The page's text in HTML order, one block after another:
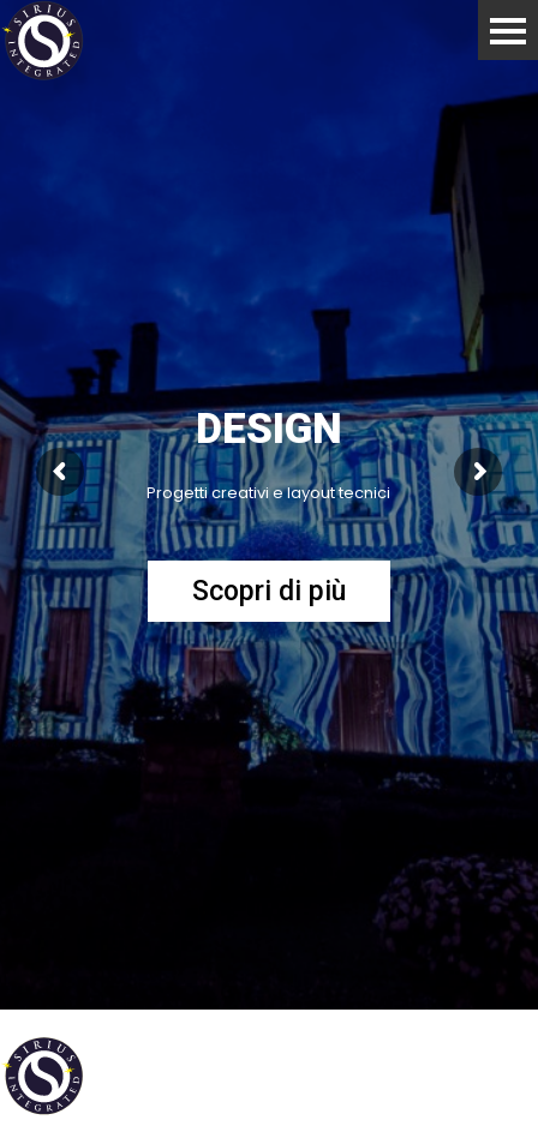
Riprese video per tutte le tipologie di eventi
Scopri di più